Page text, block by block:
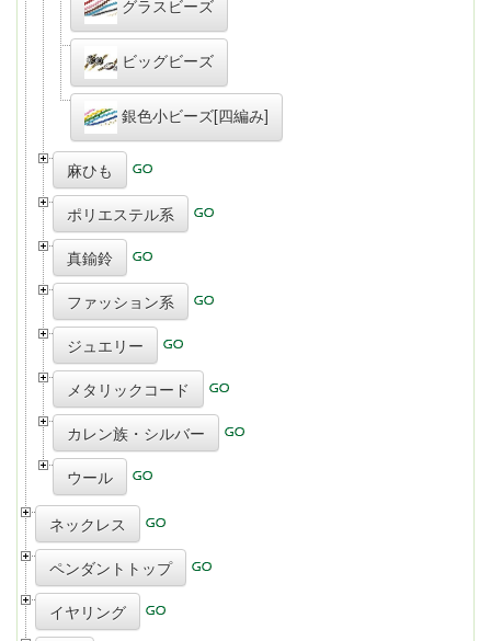
グラスビーズ
ビッグビーズ
銀色小ビーズ[四編み]
麻ひも
ポリエステル系
真鍮鈴
ファッション系
ジュエリー
メタリックコード
カレン族・シルバー
ウール
ネックレス
ペンダントトップ
イヤリング